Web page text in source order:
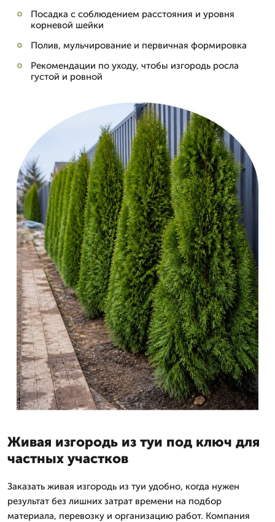
Посадка с соблюдением расстояния и уровня
корневой шейки
Полив, мульчирование и первичная формировка
Рекомендации по уходу, чтобы изгородь росла
густой и ровной
Живая изгородь из туи под ключ для
частных участков
Заказать живая изгородь из туи удобно, когда нужен
результат без лишних затрат времени на подбор
материала, перевозку и организацию работ. Компания